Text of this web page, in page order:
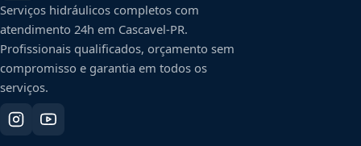
Serviços hidráulicos completos com
atendimento 24h em Cascavel-PR.
Profissionais qualificados, orçamento sem
compromisso e garantia em todos os
serviços.